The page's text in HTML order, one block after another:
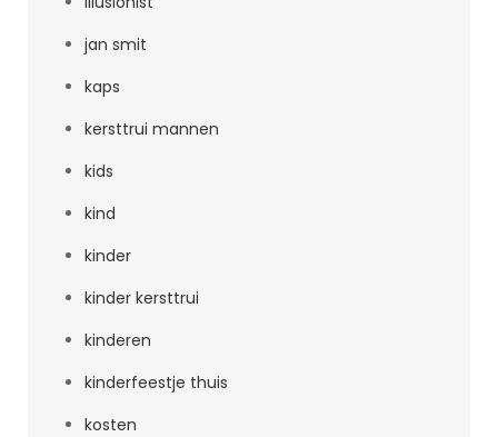
jan smit
kaps
kersttrui mannen
kids
kind
kinder
kinder kersttrui
kinderen
kinderfeestje thuis
kosten